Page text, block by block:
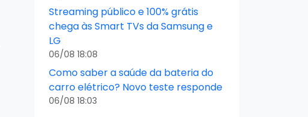
Streaming público e 100% grátis
chega às Smart TVs da Samsung e
LG
06/08 18:08
Como saber a saúde da bateria do
carro elétrico? Novo teste responde
06/08 18:03